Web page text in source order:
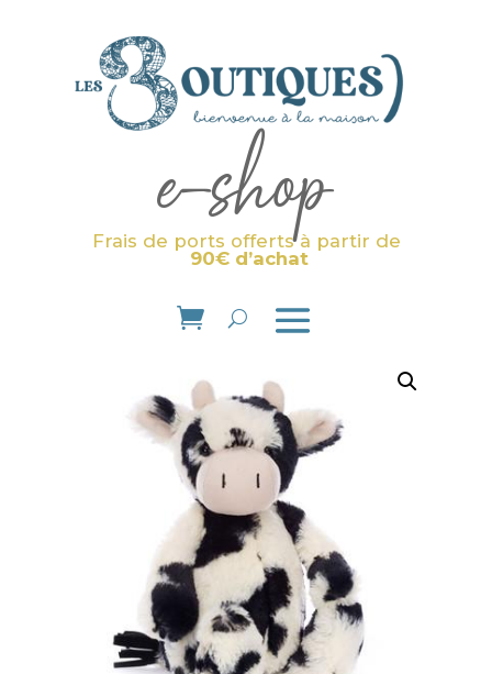
e-shop
Frais de ports offerts à partir de
90€ d’achat